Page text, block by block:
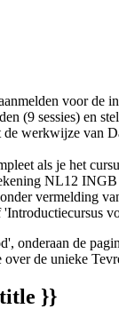
voor de
(9 sessies) en
de werkwijze van
als je het
NL12
vermelding
onderaan de
over de unieke
}}